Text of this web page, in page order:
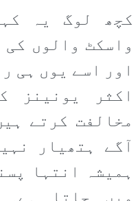
کچھ لوگ یہ
واسکٹ والوں
اور اسے یوں ہی
اکثر یونینز
مخالفت کرتے
آگے ہتھیار
ہمیشہ انتہا